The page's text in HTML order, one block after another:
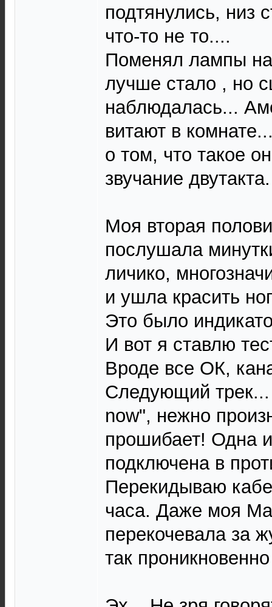
подтянулись, низ
что-то не то....
Поменял лампы
лучше стало , но
наблюдалась...
витают в
о том, что такое
звучание двутакта.
Моя вторая
послушала
личико,
и ушла красить
Это было
И вот я ставлю
Вроде все ОК,
Следующий
now", нежно
прошибает! Одна
подключена в
Перекидываю
часа. Даже моя
перекочевала за
так